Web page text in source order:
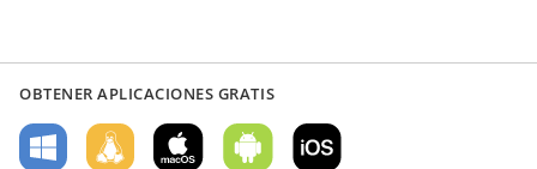
OBTENER APLICACIONES GRATIS